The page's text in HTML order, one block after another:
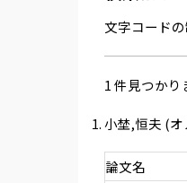
文字コード
1 件見つかり
小埜,恒夫 (
論文名